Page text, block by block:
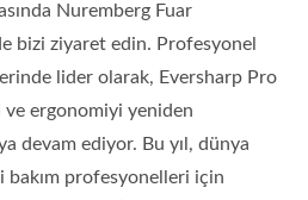
Nuremberg Fuar
bizi ziyaret edin. Profesyonel
lider olarak, Eversharp Pro
ve ergonomiyi yeniden
devam ediyor. Bu yıl, dünya
bakım profesyonelleri için